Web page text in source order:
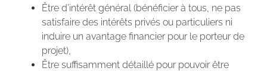
Être d’intérêt général (bénéficier à tous, ne pas
satisfaire des intérêts privés ou particuliers ni
induire un avantage financier pour le porteur de
projet),
Être suffisamment détaillé pour pouvoir être